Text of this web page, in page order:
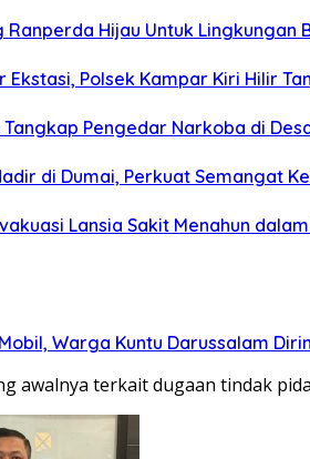
Ranperda Hijau Untuk Lingkungan
Ekstasi, Polsek Kampar Kiri Hilir
Tangkap Pengedar Narkoba di
di Dumai, Perkuat Semangat
Lansia Sakit Menahun
Warga Kuntu Darussalam
awalnya terkait dugaan tindak